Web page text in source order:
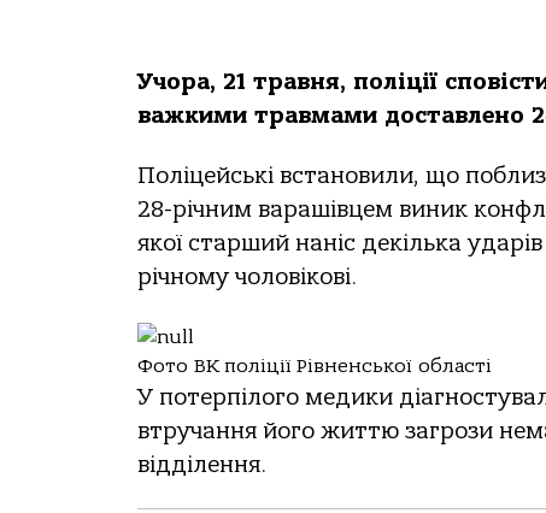
Учора, 21 травня, поліції
важкими травмами доставлено
Поліцейські встановили, що
28-річним варашівцем виник
якої старший наніс декілька
річному чоловікові.
Фото ВК поліції Рівненської області
У потерпілого медики
втручання його життю загрози
відділення.